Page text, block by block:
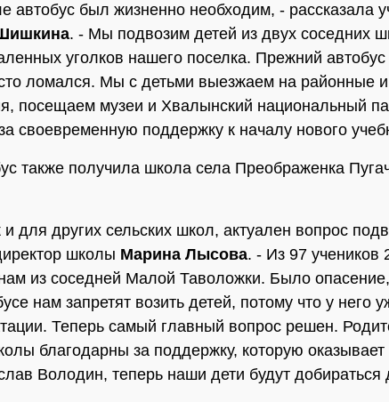
автобус был жизненно необходим, - рассказала
. - Мы подвозим детей из двух соседних
уголков нашего поселка. Прежний
ломался. Мы с детьми выезжаем на районные
посещаем музеи и Хвалынский национальный
своевременную поддержку к началу нового
также получила школа села Преображенка
для других сельских школ, актуален вопрос
школы Марина Лысова. - Из 97 учеников
из соседней Малой Таволожки. Было
нам запретят возить детей, потому что у него
Теперь самый главный вопрос решен.
благодарны за поддержку, которую
Володин, теперь наши дети будут